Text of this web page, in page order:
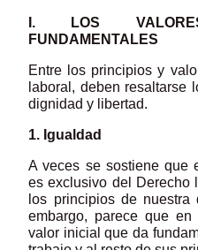
I. LOS
FUNDAMENTALES
Entre los principios y
laboral, deben resaltarse
dignidad y libertad.
1. Igualdad
A veces se sostiene que
es exclusivo del Derecho
los principios de nuestra
embargo, parece que
valor inicial que da